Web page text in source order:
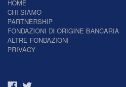
HOME
CHI SIAMO
PARTNERSHIP
FONDAZIONI DI ORIGINE BANCARIA
ALTRE FONDAZIONI
PRIVACY